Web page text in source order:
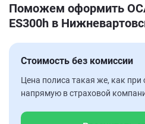
Поможем оформить
ES300h в
Стоимость без комиссии
Цена полиса такая же, как
напрямую в страховой